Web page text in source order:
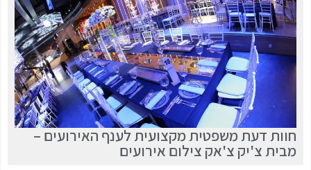
חוות דעת משפטית מקצועית לענף האירועים –
מבית צ'יק צ'אק צילום אירועים